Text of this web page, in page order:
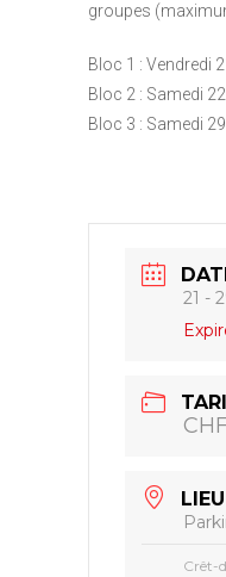
groupes
Bloc 1 : Vendredi
Bloc 2 : Samedi
Bloc 3 : Samedi
21 -
LIEU
Crêt-